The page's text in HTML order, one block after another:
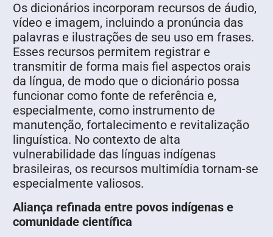
Os dicionários incorporam recursos de áudio,
vídeo e imagem, incluindo a pronúncia das
palavras e ilustrações de seu uso em frases.
Esses recursos permitem registrar e
transmitir de forma mais fiel aspectos orais
da língua, de modo que o dicionário possa
funcionar como fonte de referência e,
especialmente, como instrumento de
manutenção, fortalecimento e revitalização
linguística. No contexto de alta
vulnerabilidade das línguas indígenas
brasileiras, os recursos multimídia tornam-se
especialmente valiosos.
Aliança refinada entre povos indígenas e
comunidade científica